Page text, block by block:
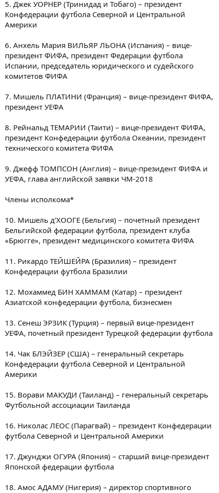
5. Джек УОРНЕР (Тринидад и Тобаго) – президент
Конфедерации футбола Северной и Центральной
Америки
6. Анхель Мария ВИЛЬЯР ЛЬОНА (Испания) – вице-
президент ФИФА, президент Федерации футбола
Испании, председатель юридического и судейского
комитетов ФИФА
7. Мишель ПЛАТИНИ (Франция) – вице-президент ФИФА,
президент УЕФА
8. Рейнальд ТЕМАРИИ (Таити) – вице-президент ФИФА,
президент Конфедерации футбола Океании, президент
технического комитета ФИФА
9. Джефф ТОМПСОН (Англия) – вице-президент ФИФА и
УЕФА, глава английской заявки ЧМ-2018
Члены исполкома*
10. Мишель д’ХООГЕ (Бельгия) – почетный президент
Бельгийской федерации футбола, президент клуба
«Брюгге», президент медицинского комитета ФИФА
11. Рикардо ТЕЙШЕЙРА (Бразилия) – президент
Конфедерации футбола Бразилии
12. Мохаммед БИН ХАММАМ (Катар) – президент
Азиатской конфедерации футбола, бизнесмен
13. Сенеш ЭРЗИК (Турция) – первый вице-президент
УЕФА, почетный президент Турецкой федерации футбола
14. Чак БЛЭЙЗЕР (США) – генеральный секретарь
Конфедерации футбола Северной и Центральной
Америки
15. Ворави МАКУДИ (Таиланд) – генеральный секретарь
Футбольной ассоциации Таиланда
16. Николас ЛЕОС (Парагвай) – президент Конфедерации
футбола Северной и Центральной Америки
17. Джунджи ОГУРА (Япония) – старший вице-президент
Японской федерации футбола
18. Амос АДАМУ (Нигерия) – директор спортивного